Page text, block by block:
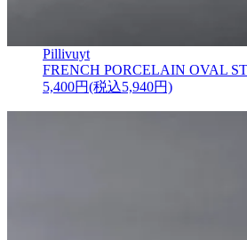
Pillivuyt
FRENCH PORCELAIN OVAL
5,400円(税込5,940円)